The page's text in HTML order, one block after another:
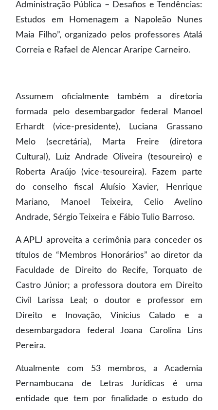
Administração Pública – Desafios e Tendências:
Estudos em Homenagem a Napoleão Nunes
Maia Filho”, organizado pelos professores Atalá
Correia e Rafael de Alencar Araripe Carneiro.
Assumem oficialmente também a diretoria
formada pelo desembargador federal Manoel
Erhardt (vice-presidente), Luciana Grassano
Melo (secretária), Marta Freire (diretora
Cultural), Luiz Andrade Oliveira (tesoureiro) e
Roberta Araújo (vice-tesoureira). Fazem parte
do conselho fiscal Aluísio Xavier, Henrique
Mariano, Manoel Teixeira, Celio Avelino
Andrade, Sérgio Teixeira e Fábio Tulio Barroso.
A APLJ aproveita a cerimônia para conceder os
títulos de “Membros Honorários” ao diretor da
Faculdade de Direito do Recife, Torquato de
Castro Júnior; a professora doutora em Direito
Civil Larissa Leal; o doutor e professor em
Direito e Inovação, Vinicius Calado e a
desembargadora federal Joana Carolina Lins
Pereira.
Atualmente com 53 membros, a Academia
Pernambucana de Letras Jurídicas é uma
entidade que tem por finalidade o estudo do